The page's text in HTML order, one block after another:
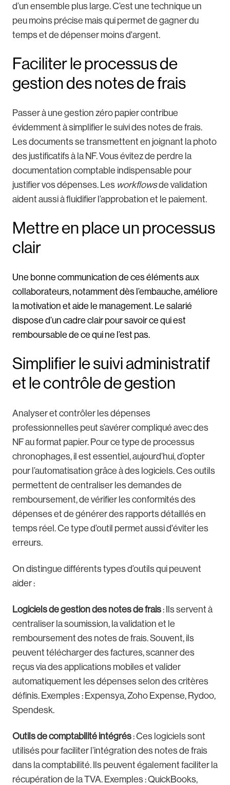
d’un ensemble plus large. C’est une technique un
peu moins précise mais qui permet de gagner du
temps et de dépenser moins d'argent.
Faciliter le processus de
gestion des notes de frais
Passer à une gestion zéro papier contribue
évidemment à simplifier le suivi des notes de frais.
Les documents se transmettent en joignant la photo
des justificatifs à la NF. Vous évitez de perdre la
documentation comptable indispensable pour
justifier vos dépenses. Les workflowsde validation
aident aussi à fluidifier l’approbation et le paiement.
Mettre en place un processus
clair
Une bonne communication de ces éléments aux
collaborateurs, notamment dès l’embauche, améliore
la motivation et aide le management. Le salarié
dispose d’un cadre clair pour savoir ce qui est
remboursable de ce qui ne l’est pas.
Simplifier le suivi administratif
et le contrôle de gestion
Analyser et contrôler les dépenses
professionnelles peut s’avérer compliqué avec des
NF au format papier. Pour ce type de processus
chronophages, il est essentiel, aujourd’hui, d’opter
pour l’automatisation grâce à des logiciels. Ces outils
permettent de centraliser les demandes de
remboursement, de vérifier les conformités des
dépenses et de générer des rapports détaillés en
temps réel. Ce type d’outil permet aussi d'éviter les
erreurs.
On distingue différents types d’outils qui peuvent
aider :
Logiciels de gestion des notes de frais: Ils servent à
centraliser la soumission, la validation et le
remboursement des notes de frais. Souvent, ils
peuvent télécharger des factures, scanner des
reçus via des applications mobiles et valider
automatiquement les dépenses selon des critères
définis. Exemples : Expensya, Zoho Expense, Rydoo,
Spendesk.
Outils de comptabilité intégrés: Ces logiciels sont
utilisés pour faciliter l’intégration des notes de frais
dans la comptabilité. Ils peuvent également faciliter la
récupération de la TVA. Exemples : QuickBooks,